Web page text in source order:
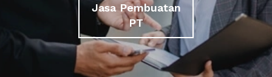
Jasa Pembuatan
PT